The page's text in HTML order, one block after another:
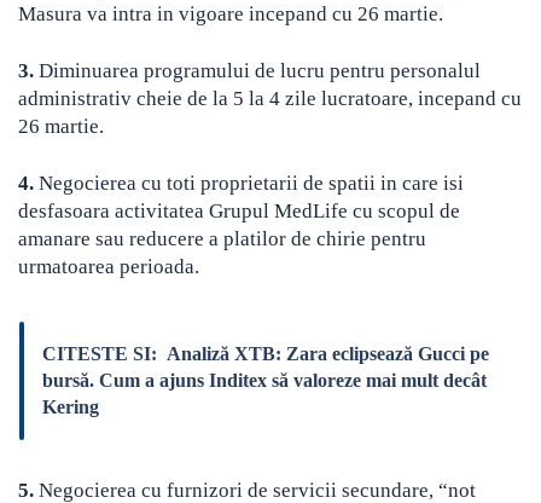
Masura va intra in vigoare incepand cu 26 martie.
3. Diminuarea programului de lucru pentru personalul
administrativ cheie de la 5 la 4 zile lucratoare, incepand cu
26 martie.
4. Negocierea cu toti proprietarii de spatii in care isi
desfasoara activitatea Grupul MedLife cu scopul de
amanare sau reducere a platilor de chirie pentru
urmatoarea perioada.
CITESTE SI: Analiză XTB: Zara eclipsează Gucci pe
bursă. Cum a ajuns Inditex să valoreze mai mult decât
Kering
5. Negocierea cu furnizori de servicii secundare, “not